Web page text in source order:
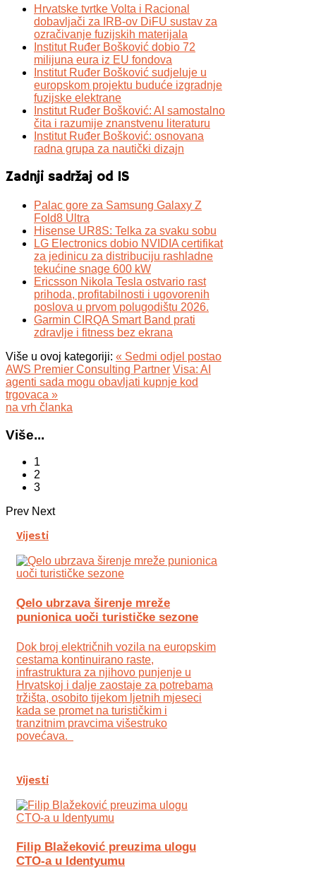
Hrvatske tvrtke Volta i Racional
dobavljači za IRB-ov DiFU sustav za
ozračivanje fuzijskih materijala
Institut Ruđer Bošković dobio 72
milijuna eura iz EU fondova
Institut Ruđer Bošković sudjeluje u
europskom projektu buduće izgradnje
fuzijske elektrane
Institut Ruđer Bošković: AI samostalno
čita i razumije znanstvenu literaturu
Institut Ruđer Bošković: osnovana
radna grupa za nautički dizajn
Zadnji sadržaj od IS
Palac gore za Samsung Galaxy Z
Fold8 Ultra
Hisense UR8S: Telka za svaku sobu
LG Electronics dobio NVIDIA certifikat
za jedinicu za distribuciju rashladne
tekućine snage 600 kW
Ericsson Nikola Tesla ostvario rast
prihoda, profitabilnosti i ugovorenih
poslova u prvom polugodištu 2026.
Garmin CIRQA Smart Band prati
zdravlje i fitness bez ekrana
Više u ovoj kategoriji: « Sedmi odjel postao
AWS Premier Consulting Partner Visa: AI
agenti sada mogu obavljati kupnje kod
trgovaca »
na vrh članka
Više...
1
2
3
Prev Next
Vijesti
Qelo ubrzava širenje mreže
punionica uoči turističke sezone
Dok broj električnih vozila na europskim
cestama kontinuirano raste,
infrastruktura za njihovo punjenje u
Hrvatskoj i dalje zaostaje za potrebama
tržišta, osobito tijekom ljetnih mjeseci
kada se promet na turističkim i
tranzitnim pravcima višestruko
povećava.
Vijesti
Filip Blažeković preuzima ulogu
CTO-a u Identyumu